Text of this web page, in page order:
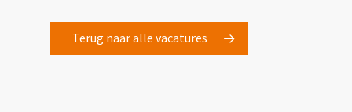
Terug naar alle vacatures